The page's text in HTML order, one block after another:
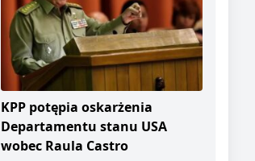
KPP potępia oskarżenia
Departamentu stanu USA
wobec Raula Castro